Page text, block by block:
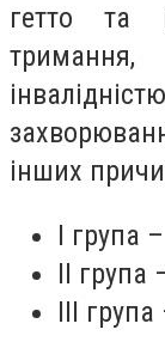
гетто та
інших
I група
II група
III